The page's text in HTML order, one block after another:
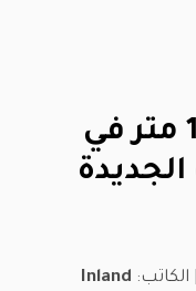
شقة مميزة للبيع 155 متر في
| الكاتب: Inland